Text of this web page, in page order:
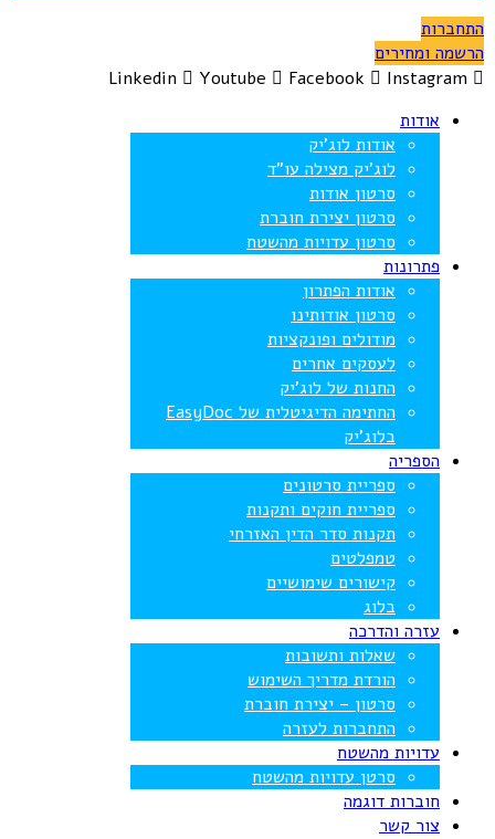
התחברות
הרשמה ומחירים
Linkedin
Youtube Facebook
Instagram
אודות
אודות לוג’יק
לוג’יק מצילה עו”ד
סרטון אודות
סרטון יצירת חוברת
סרטון עדויות מהשטח
פתרונות
אודות הפתרון
סרטון אודותינו
מודולים ופונקציות
לעסקים אחרים
החנות של לוג’יק
החתימה הדיגיטלית של EasyDoc
בלוג’יק
הספריה
ספריית סרטונים
ספריית חוקים ותקנות
תקנות סדר הדין האזרחי
טמפלטים
קישורים שימושיים
בלוג
עזרה והדרכה
שאלות ותשובות
הורדת מדריך השימוש
סרטון – יצירת חוברת
התחברות לעזרה
עדויות מהשטח
סרטן עדויות מהשטח
חוברות דוגמה
צור קשר